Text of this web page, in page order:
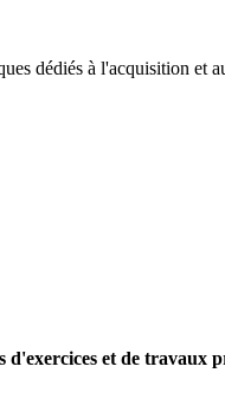
dédiés à l'acquisition
d'exercices et de travaux